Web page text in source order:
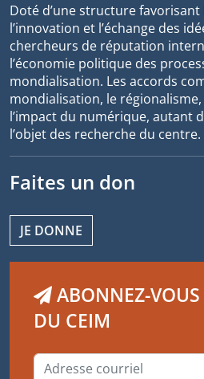
Doté d’une structure favorisant
l’innovation et l’échange des
chercheurs de réputation
l’économie politique des
mondialisation. Les accords
mondialisation, le
l’impact du numérique, autant
l’objet des recherche du centre.
Faites un don
JE DONNE
ABONNEZ-
DU CEIM